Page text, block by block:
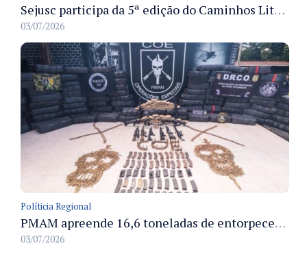
Sejusc participa da 5ª edição do Caminhos Literários com foco na cultura hip-hop nas unidades socioeducativas
03/07/2026
Políticia Regional
PMAM apreende 16,6 toneladas de entorpecentes e registra aumento nas prisões em flagrante e nas capturas de foragidos no primeiro semestre de 2026
03/07/2026